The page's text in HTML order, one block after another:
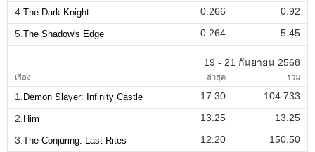
4. The Dark Knight 0.266
0.92
5. The Shadow's Edge 0.264 5.45
19 - 21 กันยายน 2568
เรื่อง ล่าสุด รวม
1. Demon Slayer: Infinity Castle 17.30
104.733
2. Him 13.25
13.25
3. The Conjuring: Last Rites 12.20 150.50